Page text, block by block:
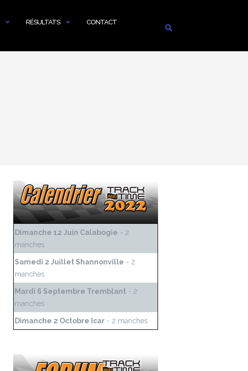
RÉSULTATS CONTACT
Dimanche 12 Juin Calabogie - 2
manches
Samedi 2 Juillet Shannonville - 2
manches
Mardi 6 Septembre Tremblant - 2
manches
Dimanche 2 Octobre Icar - 2 manches